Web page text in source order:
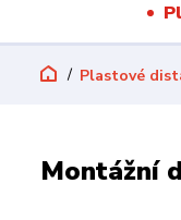
Plastové
Montážní